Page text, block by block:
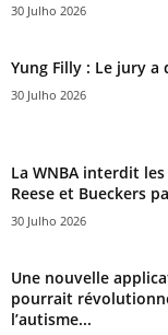
30 Julho 2026
Yung Filly : Le jury
30 Julho 2026
La WNBA interdit
Reese et Bueckers
30 Julho 2026
Une nouvelle
pourrait
l’autisme...